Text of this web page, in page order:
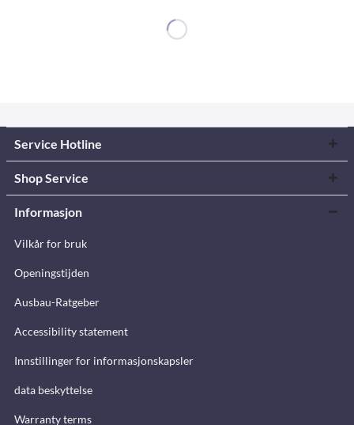
Service Hotline
Shop Service
Informasjon
Vilkår for bruk
Openingstijden
Ausbau-Ratgeber
Accessibility statement
Innstillinger for informasjonskapsler
data beskyttelse
Warranty terms